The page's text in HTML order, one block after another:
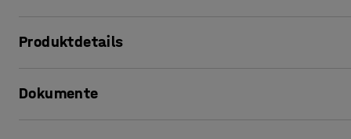
Riffelblechdesign. Dieses gepolsterte Material verringert
Geeignet für überwiegend trockene Umgebungen in
Produktdetails
Stärke: 9,5 mm
Dokumente